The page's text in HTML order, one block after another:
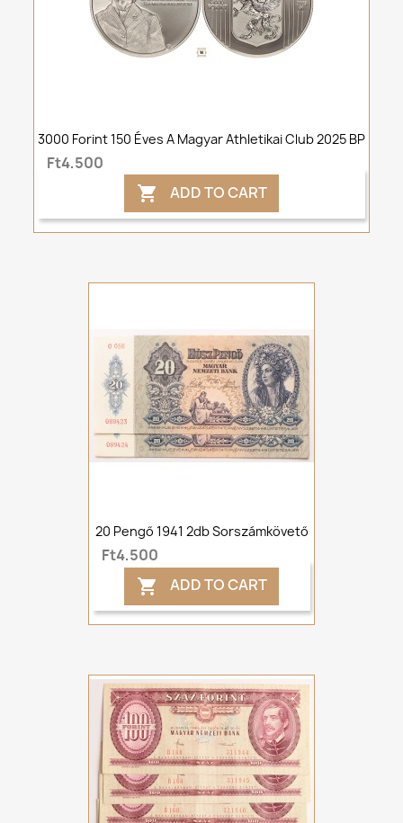
3000 Forint 150 Éves A Magyar Athletikai Club 2025 BP
Ft4,500
 ADD TO CART
20 Pengő 1941 2db Sorszámkövető
Ft4,500
 ADD TO CART